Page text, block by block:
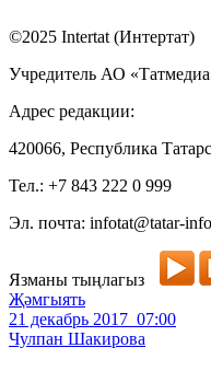
©2025 Intertat (Интертат)
Учредитель АО
Адрес редакции:
420066, Республика
Тел.: +7 843 222 0 999
Эл. почта: infotat@tatar-
Язманы тыңлагыз
Җәмгыять
21 декабрь 2017 07:00
Чулпан Шакирова